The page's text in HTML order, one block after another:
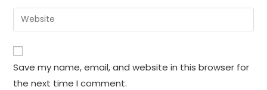
to
comment
email
address
comment
Enter
your
website
URL
(optional)
Save my name, email, and website in this browser for
the next time I comment.